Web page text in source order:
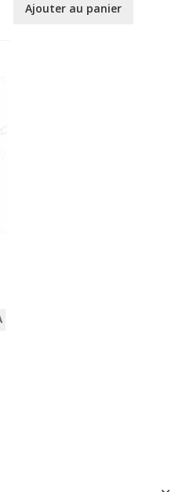
Ajouter au panier